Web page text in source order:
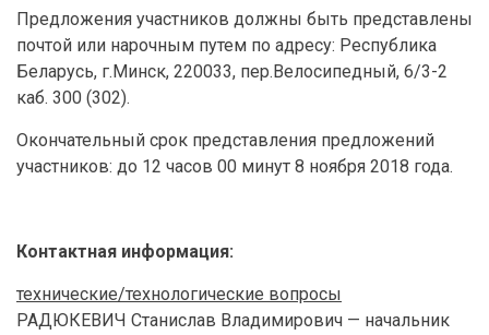
Предложения участников должны быть представлены
почтой или нарочным путем по адресу: Республика
Беларусь, г.Минск, 220033, пер.Велосипедный, 6/3-2
каб. 300 (302).
Окончательный срок представления предложений
участников: до 12 часов 00 минут 8 ноября 2018 года.
Контактная информация:
технические/технологические вопросы
РАДЮКЕВИЧ Станислав Владимирович — начальник